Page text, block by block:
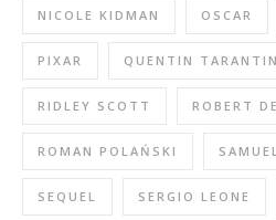
NICOLE KIDMAN OSCAR
PIXAR QUENTIN
RIDLEY SCOTT ROBERT
ROMAN POLAŃSKI
SEQUEL SERGIO LEONE